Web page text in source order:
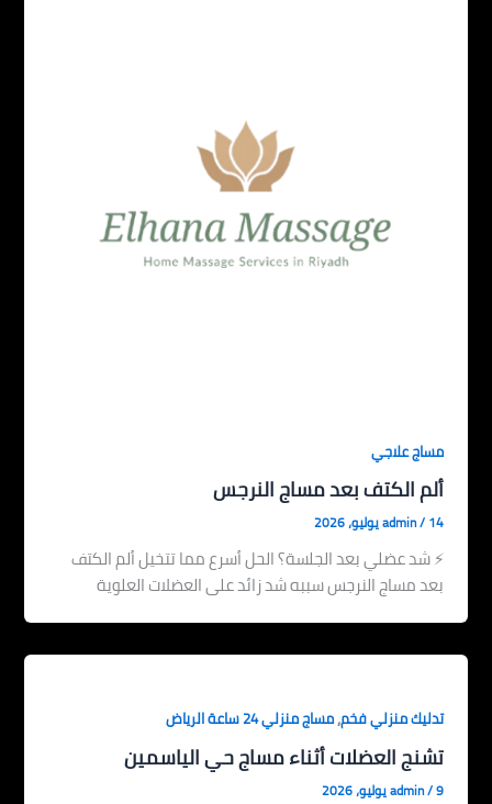
مساج علاجي
ألم الكتف بعد مساج النرجس
admin/14 يوليو، 2026
⚡ شد عضلي بعد الجلسة؟ الحل أسرع مما تتخيل ألم الكتف
بعد مساج النرجس سببه شد زائد على العضلات العلوية
تدليك منزلي فخم,مساج منزلي 24 ساعة الرياض
تشنج العضلات أثناء مساج حي الياسمين
admin/9 يوليو، 2026